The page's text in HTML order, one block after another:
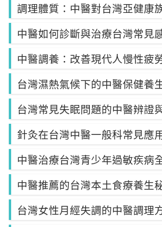
調理體質：中醫對台灣亞健康
中醫如何診斷與治療台灣常見
中醫調養：改善現代人慢性疲
台灣濕熱氣候下的中醫保健養
台灣常見失眠問題的中醫辨證
針灸在台灣中醫一般科常見應
中醫治療台灣青少年過敏疾病
中醫推薦的台灣本土食療養生
台灣女性月經失調的中醫調理